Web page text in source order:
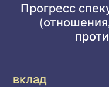
Прогресс
вклад